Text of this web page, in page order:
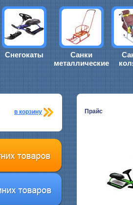
Снегокаты
Санки
металлические
в корзину Прайс